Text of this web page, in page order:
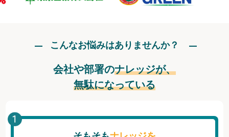
こんなお悩みはありませんか？
会社や部署のナレッジが、
無駄になっている